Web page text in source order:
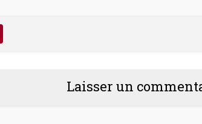
Laisser un